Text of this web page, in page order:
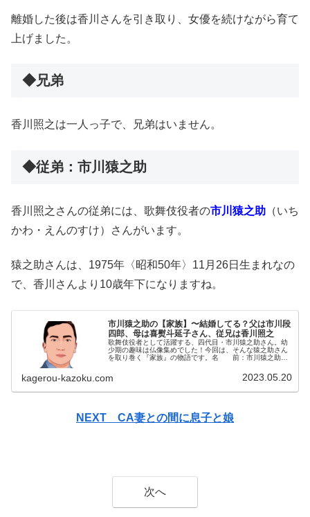
離婚した後は香川さんを引き取り、女優を続けながら育て
上げました。
◆兄弟
香川照之は一人っ子で、兄弟はいません。
◆従弟：市川猿之助
香川照之さんの従弟には、歌舞伎役者の市川猿之助 （いち
かわ・えんのすけ）さんがいます。
猿之助さんは、1975年〈昭和50年〉11月26日生まれなの
で、香川さんより10歳年下になりますね。
市川猿之助の【家族】〜結婚してる？父は市川段
四郎、母は喜熨斗延子さん、従兄は香川照之
歌舞伎役者として活躍する、四代目・市川猿之助さん。幼
少期の趣味は仏像集めでした！今回は、そんな猿之助さん
を取り巻く『家族』の物語です。名 前：市川猿之助
kagerou-kazoku.com 2023.05.20
NEXT CA妻との間に息子と娘
次へ